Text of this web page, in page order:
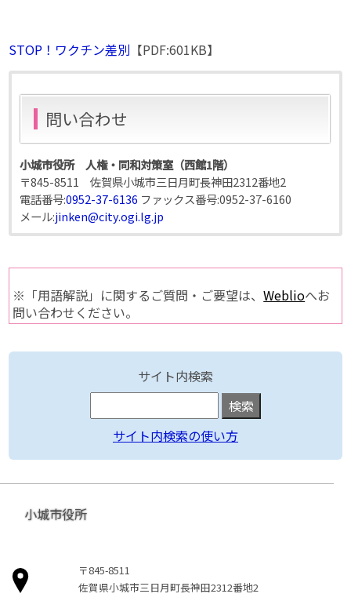
STOP！ワクチン差別 【PDF:601KB】
問い合わせ
小城市役所 人権・同和対策室（西館1階）
〒845-8511 佐賀県小城市三日月町長神田2312番地2
電話番号:0952-37-6136 ファックス番号:0952-37-6160
メール:jinken@city.ogi.lg.jp
※「用語解説」に関するご質問・ご要望は、Weblioへお
問い合わせください。
サイト内検索
サイト内検索の使い方
小城市役所
〒845-8511
佐賀県小城市三日月町長神田2312番地2